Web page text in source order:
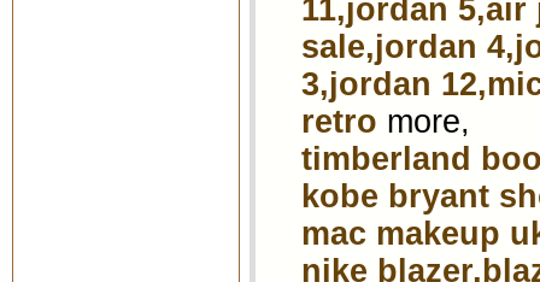
11,jordan
sale,jordan
3,jordan
retro more,
timberland
kobe bryant
mac makeup
nike